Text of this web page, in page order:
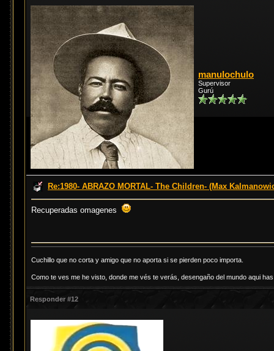
manulochulo
Supervisor
Gurú
Re:1980- ABRAZO MORTAL- The Children- (Max
Recuperadas omagenes
Cuchillo que no corta y amigo que no aporta si se pierden poco importa.
Como te ves me he visto, donde me vés te verás, desengaño del mundo aqui
Responder #12